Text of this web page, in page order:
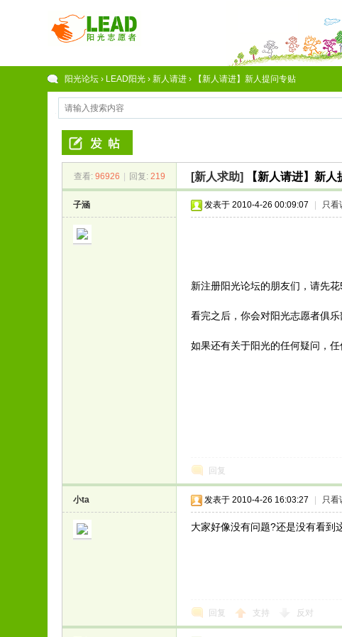
阳光论坛 › LEAD阳光 › 新人请进 › 【新人请进】新人提问专贴
查看: 96926 回复: 219 [新人求助] 【新人请进】新人
子涵 发表于 2010-4-26 00:09:07 只看
新注册阳光论坛的朋友们，请先
看完之后，你会对阳光志愿者俱
如果还有关于阳光的任何疑问，
回复
小ta 发表于 2010-4-26 16:03:27 只看
大家好像没有问题?还是没有看到
回复 支持 反对